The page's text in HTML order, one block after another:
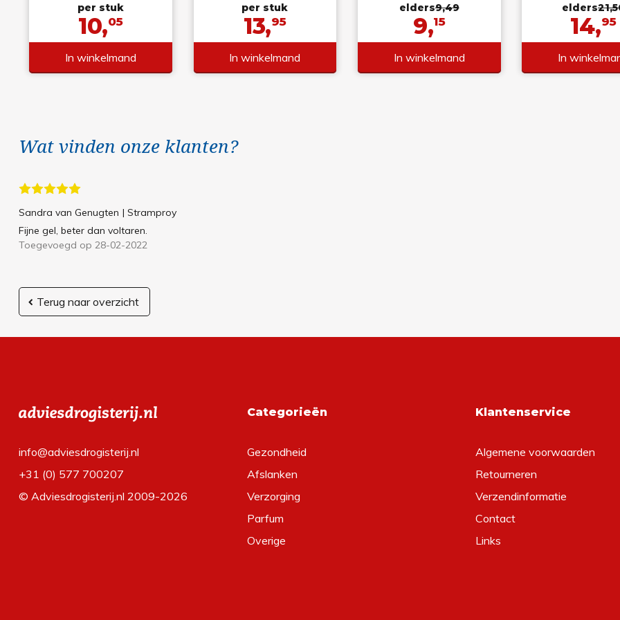
per stuk
10,05
In winkelmand
per stuk
13,95
In winkelmand
elders9,49
9,15
In winkelmand
elders
14,95
In
Wat vinden onze klanten?
Sandra van Genugten | Stramproy
Fijne gel, beter dan voltaren.
Toegevoegd op 28-02-2022
Terug naar overzicht
info@adviesdrogisterij.nl
+31 (0) 577 700207
© Adviesdrogisterij.nl 2009-2026
Categorieën
Gezondheid
Afslanken
Verzorging
Parfum
Overige
Klantenservice
Algemene voorwaarden
Retourneren
Verzendinformatie
Contact
Links